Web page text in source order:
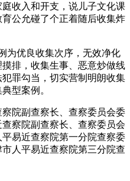
收入和开支，说儿子文化课
公允碰了个正着随后收集炸
优良收集次序，无效净化
排，收集生事、恶意炒做线
罪勾当，切实营制明朗收集
型案例。
院副查察长、查察委员会委
察院副查察长、查察委员会
易近查察院第一分院查察委
人平易近查察院第三分院查